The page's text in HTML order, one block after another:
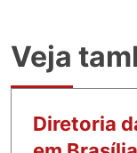
Veja
Diretoria